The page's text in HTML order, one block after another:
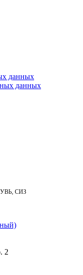
данных
данных
СИЗ
2